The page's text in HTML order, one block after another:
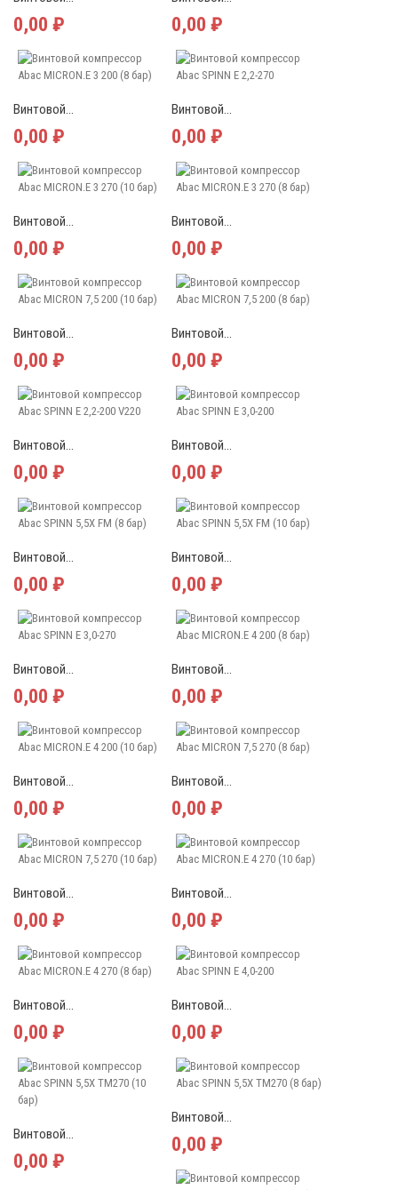
0,00 ₽ 0,00 ₽
Винтовой...
0,00 ₽
Винтовой...
0,00 ₽
Винтовой...
0,00 ₽
Винтовой...
0,00 ₽
Винтовой...
0,00 ₽
Винтовой...
0,00 ₽
Винтовой...
0,00 ₽
Винтовой...
0,00 ₽
Винтовой...
0,00 ₽
Винтовой...
0,00 ₽
Винтовой...
0,00 ₽
Винтовой...
0,00 ₽
Винтовой...
0,00 ₽
Винтовой...
0,00 ₽
Винтовой...
0,00 ₽
Винтовой...
0,00 ₽
Винтовой...
0,00 ₽
Винтовой...
0,00 ₽
Винтовой...
0,00 ₽
Винтовой...
0,00 ₽